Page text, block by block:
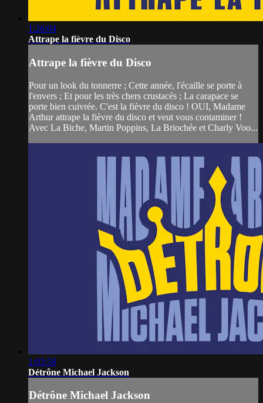
1:26:04
Attrape la fièvre du Disco
Attrape la fièvre du Disco
Pour un look du tonnerre ; Cette année, l'écaille se porte à
l'envers ; Et pour les très chers crustacés ; La carapace se
porte bien cuivrée. C'est la fièvre du disco ! OUI, Madame
Arthur attrape la fièvre du disco et veut vous contaminer !
Avec La Biche, Martin Poppins, La Briochée et Charly Voo...
1:03:58
Détrône Michael Jackson
Détrône Michael Jackson